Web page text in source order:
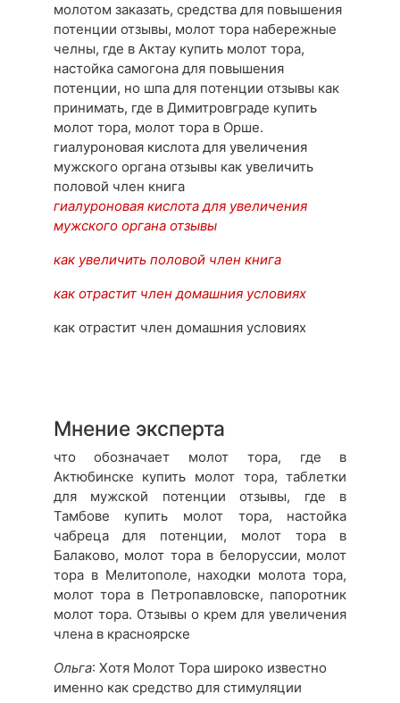
молотом заказать, средства для повышения
потенции отзывы, молот тора набережные
челны, где в Актау купить молот тора,
настойка самогона для повышения
потенции, но шпа для потенции отзывы как
принимать, где в Димитровграде купить
молот тора, молот тора в Орше.
гиалуроновая кислота для увеличения
мужского органа отзывы как увеличить
половой член книга
гиалуроновая кислота для увеличения
мужского органа отзывы
как увеличить половой член книга
как отрастит член домашния условиях
как отрастит член домашния условиях
Мнение эксперта
что обозначает молот тора, где в
Актюбинске купить молот тора, таблетки
для мужской потенции отзывы, где в
Тамбове купить молот тора, настойка
чабреца для потенции, молот тора в
Балаково, молот тора в белоруссии, молот
тора в Мелитополе, находки молота тора,
молот тора в Петропавловске, папоротник
молот тора. Отзывы о крем для увеличения
члена в красноярске
Ольга: Хотя Молот Тора широко известно
именно как средство для стимуляции